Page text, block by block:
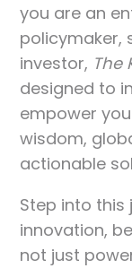
you are an
policymaker,
investor, The
designed to
empower
wisdom,
actionable
Step into this
innovation,
not just